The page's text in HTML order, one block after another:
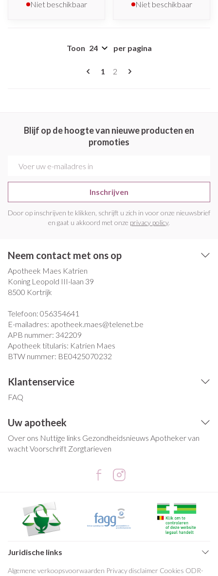
Niet beschikbaar Niet beschikbaar
Pagina's
U lees momenteel pagina
1 Pagina
2
Toon per pagina
Blijf op de hoogte van nieuwe producten en
promoties
Inschrijven
Door op inschrijven te klikken, schrijft u zich in voor onze nieuwsbrief
en gaat u akkoord met onze privacy policy.
Neem contact met ons op
Apotheek Maes Katrien
Koning Leopold III-laan 39
8500 Kortrijk
Telefoon: 056354641
E-mailadres: apotheek.maes@telenet.be
APB nummer: 342209
Apotheek titularis: Katrien Maes
BTW nummer: BE0425070232
Klantenservice
FAQ
Uw apotheek
Over ons Nuttige links Gezondheidsnieuws Apotheker van
wachtVoorschrift Zorgtarieven
Juridische links
Algemene verkoopsvoorwaarden Privacy disclaimer Cookies ODR-